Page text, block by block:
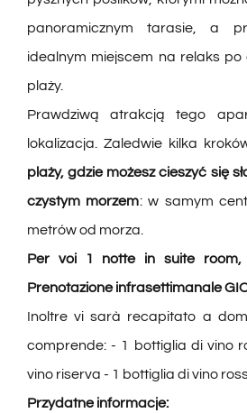
panoramicznym tarasie, a
idealnym miejscem na relaks po
plaży.
Prawdziwą atrakcją tego
lokalizacja. Zaledwie kilka
plaży, gdzie możesz cieszyć się
czystym morzem: w samym
metrów od morza.
Per voi 1 notte in suite room,
Prenotazione infrasettimanale
Inoltre vi sarà recapitato a
comprende: - 1 bottiglia di vino
vino riserva - 1 bottiglia di vino
Przydatne informacje: